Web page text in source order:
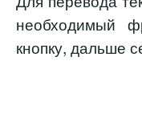
необходимый
кнопку, дальше